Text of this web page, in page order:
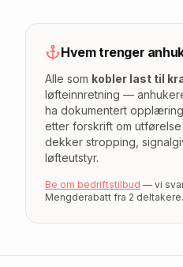
Hvem trenger
Alle som kobler last til
løfteinnretning —
ha dokumentert
etter forskrift om
dekker stropping,
løfteutstyr.
Be om bedriftstilbud — vi
Mengderabatt fra 2 deltakere.